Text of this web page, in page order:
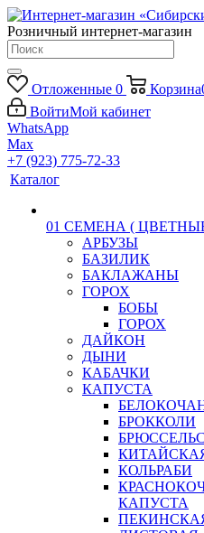
Розничный интернет-магазин
Отложенные 0 Корзина
ВойтиМой кабинет
WhatsApp
Max
+7 (923) 775-72-33
Каталог
01 СЕМЕНА (
АРБУЗЫ
БАЗИЛИК
БАКЛАЖАНЫ
ГОРОХ
БОБЫ
ГОРОХ
ДАЙКОН
ДЫНИ
КАБАЧКИ
КАПУСТА
БРОККОЛИ
КОЛЬРАБИ
КАПУСТА